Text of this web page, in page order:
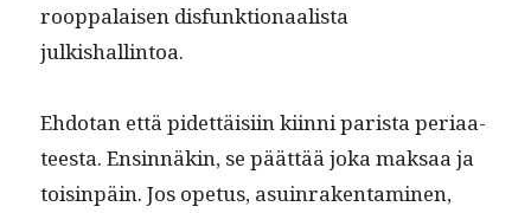
roop­palaisen dis­funk­tion­aal­ista
julkishallintoa.
Ehdotan että pidet­täisi­in kiin­ni parista peri­aa­
teesta. Ensin­näkin, se päät­tää joka mak­saa ja
tois­in­päin. Jos ope­tus, asuin­rak­en­t­a­mi­nen,